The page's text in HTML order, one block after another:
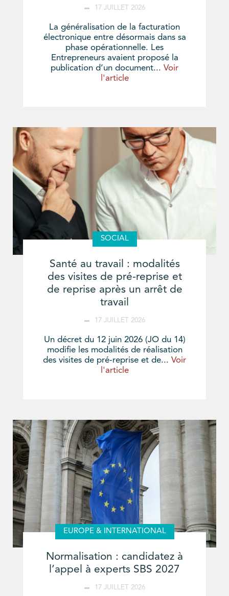
17 JUILLET 2026
La généralisation de la facturation
électronique entre désormais dans sa
phase opérationnelle. Les
Entrepreneurs avaient proposé la
publication d’un document... Voir
l'article
SOCIAL
Santé au travail : modalités
des visites de pré-reprise et
de reprise après un arrêt de
travail
17 JUILLET 2026
Un décret du 12 juin 2026 (JO du 14)
modifie les modalités de réalisation
des visites de pré-reprise et de... Voir
l'article
EUROPE & INTERNATIONAL
Normalisation : candidatez à
l’appel à experts SBS 2027
17 JUILLET 2026